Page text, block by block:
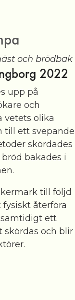
och brödbak
2022
upp på
och
vetets olika
till ett svepande
skördades
bakades i
till följd
återföra
ett
skördas och blir